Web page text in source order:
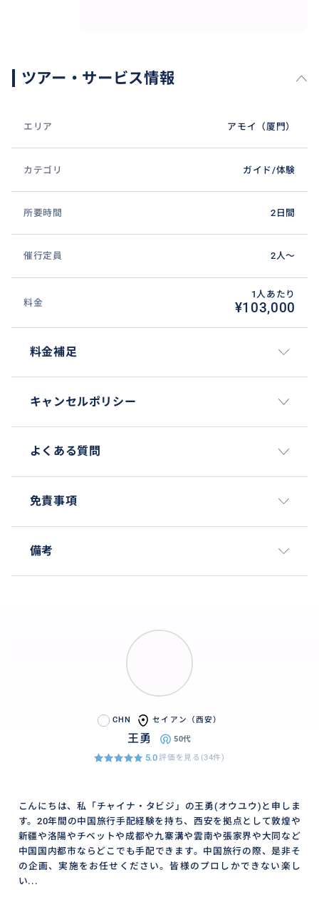
ツアー・サービス情報
エリア アモイ（厦門）
カテゴリ ガイド/体験
所要時間 2日間
催行定員 2人〜
料金
1人あたり
¥103,000
料金補足
キャンセルポリシー
よくある質問
免責事項
備考
CHN セイアン（西安）
王勇 50代
5.0評価を見る(34件)
こんにちは、私「チャイナ・タビジ」の王勇(オウユウ)と申しま
す。20年間の中国旅行手配経験を持ち、西安を拠点として敦煌や
新疆や洛陽やチベットや成都や九寨溝や雲南や張家界や大同など
中国国内都市ならどこでも手配できます。中国旅行の際、是非そ
の企画、実施をお任せください。皆様のプロしかできない楽し
い...